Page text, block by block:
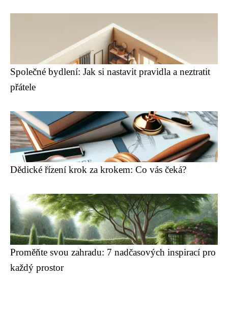
Společné bydlení: Jak si nastavit pravidla a neztratit
přátele
Dědické řízení krok za krokem: Co vás čeká?
Proměňte svou zahradu: 7 nadčasových inspirací pro
každý prostor